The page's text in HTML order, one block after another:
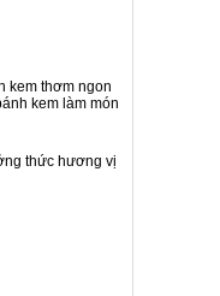
kem thơm ngon
kem làm món
thức hương vị